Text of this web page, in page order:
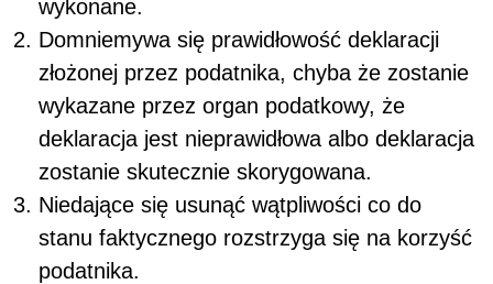
wykonane.
Domniemywa się prawidłowość deklaracji
złożonej przez podatnika, chyba że zostanie
wykazane przez organ podatkowy, że
deklaracja jest nieprawidłowa albo deklaracja
zostanie skutecznie skorygowana.
Niedające się usunąć wątpliwości co do
stanu faktycznego rozstrzyga się na korzyść
podatnika.